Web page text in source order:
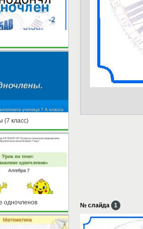
(7 класс)
одночленов № слайда 1